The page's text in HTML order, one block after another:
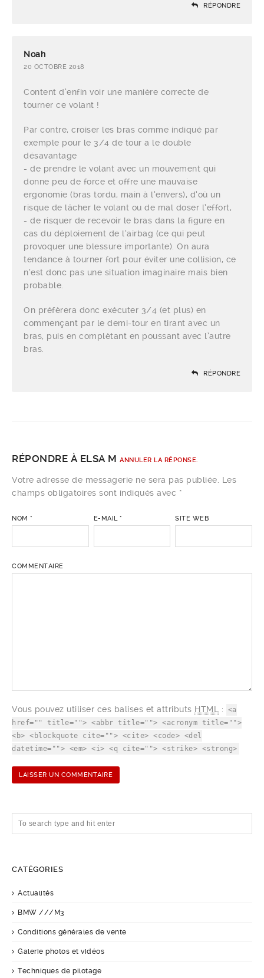
RÉPONDRE
Noah
20 OCTOBRE 2018
Content d’enfin voir une manière correcte de
tourner ce volant !
Par contre, croiser les bras comme indiqué par
exemple pour le 3/4 de tour a le double
désavantage
- de prendre le volant avec un mouvement qui
donne peu de force et offre une mauvaise
ergonomie (bras tordu, main à l’envers), d’où un
risque de lâcher le volant ou de mal doser l’effort,
- de risquer de recevoir le bras dans la figure en
cas du déploiement de l’airbag (ce qui peut
provoquer une blessure importante). On aura
tendance à tourner fort pour éviter une collision, ce
n’est donc pas une situation imaginaire mais bien
probable.
On préfèrera donc exécuter 3/4 (et plus) en
commençant par le demi-tour en tirant avec un
bras, puis en complètant en poussant avec l’autre
bras.
RÉPONDRE
RÉPONDRE À ELSA M ANNULER LA RÉPONSE.
Votre adresse de messagerie ne sera pas publiée. Les
champs obligatoires sont indiqués avec *
NOM * E-MAIL* SITE WEB
COMMENTAIRE
Vous pouvez utiliser ces balises et attributs HTML :
<a
href="" title=""> <abbr title=""> <acronym title="">
<b> <blockquote cite=""> <cite> <code> <del
datetime=""> <em> <i> <q cite=""> <strike> <strong>
CATÉGORIES
Actualités
BMW ///M3
Conditions générales de vente
Galerie photos et vidéos
Techniques de pilotage